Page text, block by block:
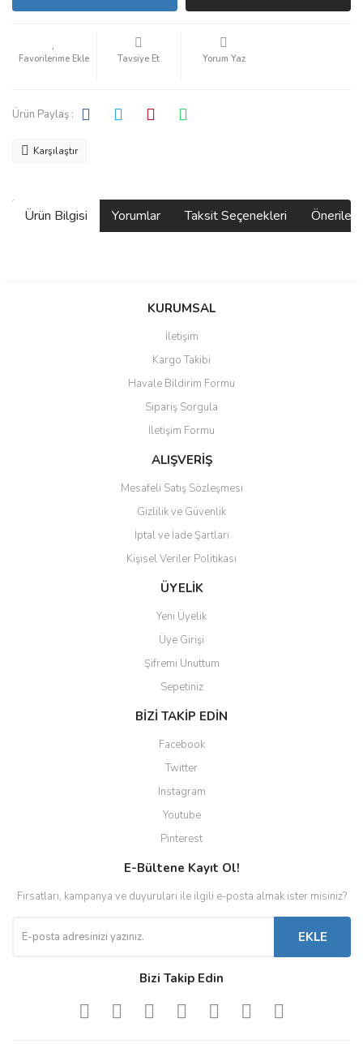
Tavsiye Et Yorum Yaz
Ürün Paylaş :
Karşılaştır
Ürün Bilgisi Yorumlar Taksit Seçenekleri
Bu ürüne ilk yorumu siz yapın!
Ürün resmi kalitesiz, bozuk veya görüntülenemiyor.
Ürün açıklamasında eksik bilgiler bulunuyor.
Ürün bilgilerinde hatalar bulunuyor.
Ürün fiyatı diğer sitelerden daha pahalı.
Bu ürüne benzer farklı alternatifler olmalı.
Gönder
KURUMSAL
İletişim
Kargo Takibi
Havale Bildirim Formu
Sipariş Sorgula
İletişim Formu
ALIŞVERİŞ
Mesafeli Satış Sözleşmesi
Gizlilik ve Güvenlik
İptal ve İade Şartları
Kişisel Veriler Politikası
ÜYELİK
Yeni Üyelik
Üye Girişi
Şifremi Unuttum
Sepetiniz
BİZİ TAKİP EDİN
Facebook
Twitter
Instagram
Youtube
Pinterest
E-Bültene Kayıt Ol!
Fırsatları, kampanya ve duyuruları ile ilgili e-posta almak ister misiniz?
EKLE
Bizi Takip Edin